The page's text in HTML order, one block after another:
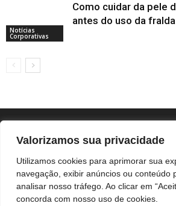
Valorizamos sua privacidade
Utilizamos cookies para aprimorar sua
navegação, exibir anúncios ou conteúdo
analisar nosso tráfego. Ao clicar em
concorda com nosso uso de cookies.
Notícias
Corporativas
Como cuidar da pele
antes do uso da fralda